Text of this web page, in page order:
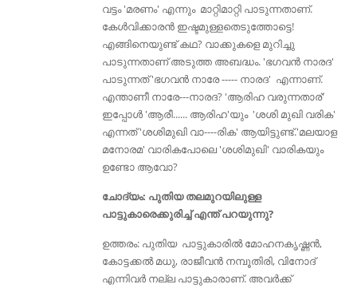
വട്ടം 'മരണം' എന്നും മാറ്റിമാറ്റി പാടുന്നതാണ്.
കേൾവിക്കാരൻ ഇഷ്ടമുള്ളതെടുത്തോട്ടെ!
എങ്ങിനെയുണ്ട് കഥ? വാക്കുകളെ മുറിച്ചു
പാടുന്നതാണ് അടുത്ത അബദ്ധം. 'ഭഗവൻ നാരദ'
പാടുന്നത് 'ഭഗവൻ നാരേ ----- നാരദ' എന്നാണ്.
എന്താണീ നാരേ---നാരദ? 'ആരിഹ വരുന്നതാര്'
ഇപ്പോള്‍ 'ആരീ...... ആരിഹ'യും 'ശശി മുഖി വരിക'
എന്നത് 'ശശിമുഖി വാ----രിക' ആയിട്ടുണ്ട്‌.'മലയാള
മനോരമ' വാരികപോലെ 'ശശിമുഖി' വാരികയും
ഉണ്ടോ ആവോ?
ചോദ്യം: പുതിയ തലമുറയിലുള്ള
പാട്ടുകാരെക്കുരിച്ച് എന്ത് പറയുന്നു?
ഉത്തരം: പുതിയ പാട്ടുകാരില്‍ മോഹനകൃഷ്ണൻ,
കോട്ടക്കല്‍ മധു, രാജീവന്‍ നമ്പൂതിരി, വിനോദ്
എന്നിവര്‍ നല്ല പാട്ടുകാരാണ്. അവര്‍ക്ക്